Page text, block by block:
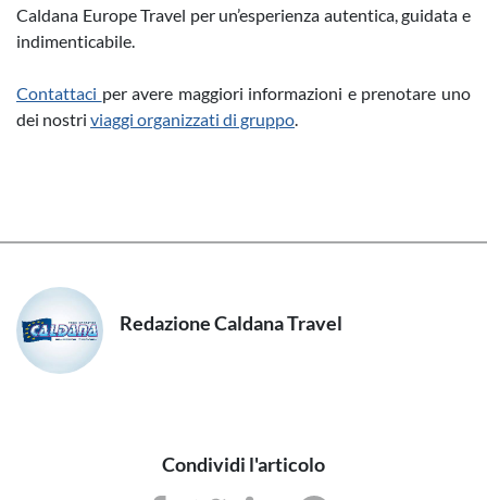
Caldana Europe Travel per un’esperienza autentica, guidata e
indimenticabile.
Contattaci per avere maggiori informazioni e prenotare uno
dei nostri viaggi organizzati di gruppo.
Redazione Caldana Travel
Condividi l'articolo